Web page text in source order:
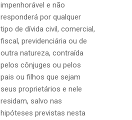
impenhorável e não
responderá por qualquer
tipo de dívida civil, comercial,
fiscal, previdenciária ou de
outra natureza, contraída
pelos cônjuges ou pelos
pais ou filhos que sejam
seus proprietários e nele
residam, salvo nas
hipóteses previstas nesta